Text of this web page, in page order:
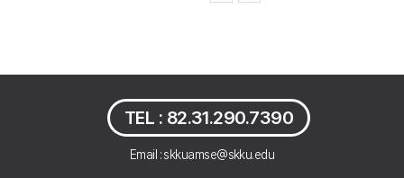
TEL : 82.31.290.7390
Email : skkuamse@skku.edu